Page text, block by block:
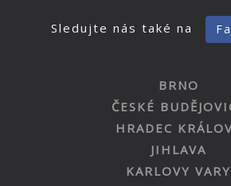
Sledujte nás také na
BRNO
ČESKÉ
HRADEC
JIHLAVA
KARLOVY VARY